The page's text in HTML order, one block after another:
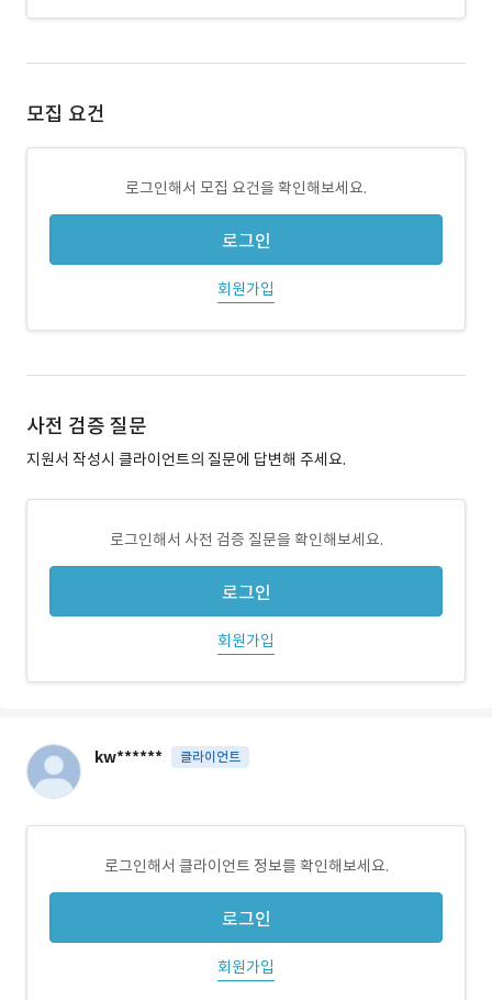
모집 요건
로그인해서 모집 요건을 확인해보세요.
로그인
회원가입
사전 검증 질문
지원서 작성시 클라이언트의 질문에 답변해 주세요.
로그인해서 사전 검증 질문을 확인해보세요.
로그인
회원가입
kw****** 클라이언트
로그인해서 클라이언트 정보를 확인해보세요.
로그인
회원가입